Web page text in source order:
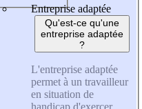
Entreprise adaptée
Qu'est-ce qu'une
entreprise adaptée
?
L'entreprise adaptée
permet à un travailleur
en situation de
handicap d'exercer